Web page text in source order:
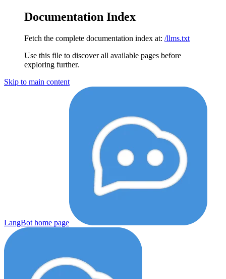
Documentation Index
Fetch the complete documentation index at: /llms.txt
Use this file to discover all available pages before
exploring further.
Skip to main content
LangBot home page